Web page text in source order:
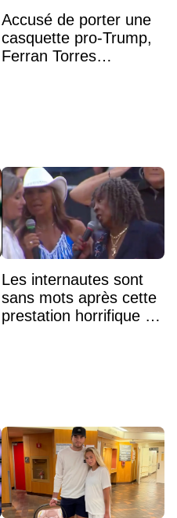
Accusé de porter une
casquette pro-Trump,
Ferran Torres
Les internautes sont
sans mots après cette
prestation horrifique de